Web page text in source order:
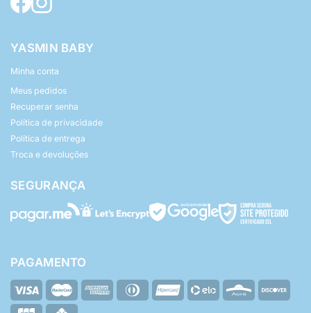
YASMIN BABY
Minha conta
Meus pedidos
Recuperar senha
Política de privacidade
Política de entrega
Troca e devoluções
SEGURANÇA
PAGAMENTO